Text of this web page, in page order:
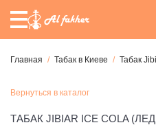
Главная Табак в Киеве Табак
Вернуться в каталог
ТАБАК JIBIAR ICE COLA